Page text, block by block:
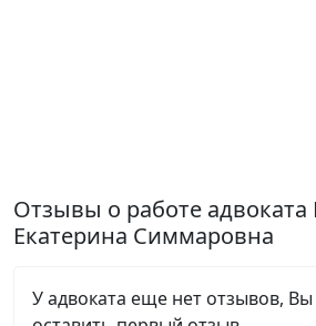
Отзывы о работе
Екатерина Симмаровна
У адвоката еще нет отзывов,